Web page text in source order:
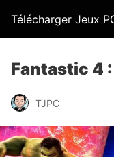
Télécharger Jeux
Fantastic 4
TJPC